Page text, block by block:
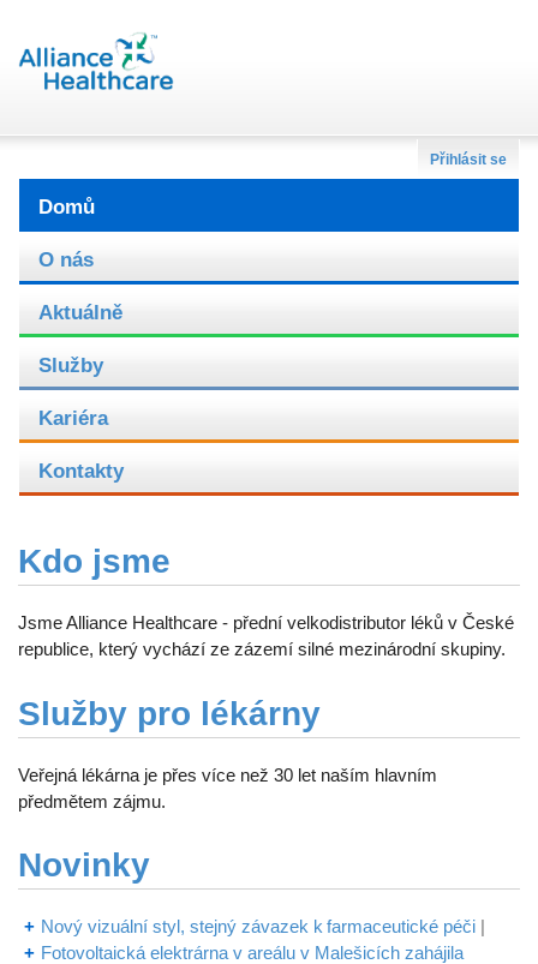
Přihlásit se
Domů
O nás
Aktuálně
Služby
Kariéra
Kontakty
Kdo jsme
Jsme Alliance Healthcare - přední velkodistributor léků v České
republice, který vychází ze zázemí silné mezinárodní skupiny.
Služby pro lékárny
Veřejná lékárna je přes více než 30 let naším hlavním
předmětem zájmu.
Novinky
Nový vizuální styl, stejný závazek k farmaceutické péči |
Fotovoltaická elektrárna v areálu v Malešicích zahájila